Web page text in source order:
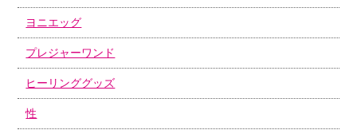
ヨニエッグ
プレジャーワンド
ヒーリンググッズ
性